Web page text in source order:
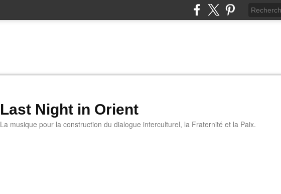
Last Night in Orient
La musique pour la construction du dialogue interculturel, la Fraternité et la Paix.